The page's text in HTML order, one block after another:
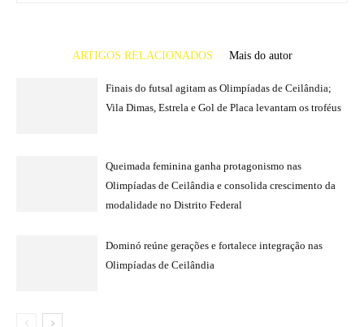
ARTIGOS RELACIONADOS Mais do autor
Finais do futsal agitam as Olimpíadas de Ceilândia;
Vila Dimas, Estrela e Gol de Placa levantam os troféus
Queimada feminina ganha protagonismo nas
Olimpíadas de Ceilândia e consolida crescimento da
modalidade no Distrito Federal
Dominó reúne gerações e fortalece integração nas
Olimpíadas de Ceilândia